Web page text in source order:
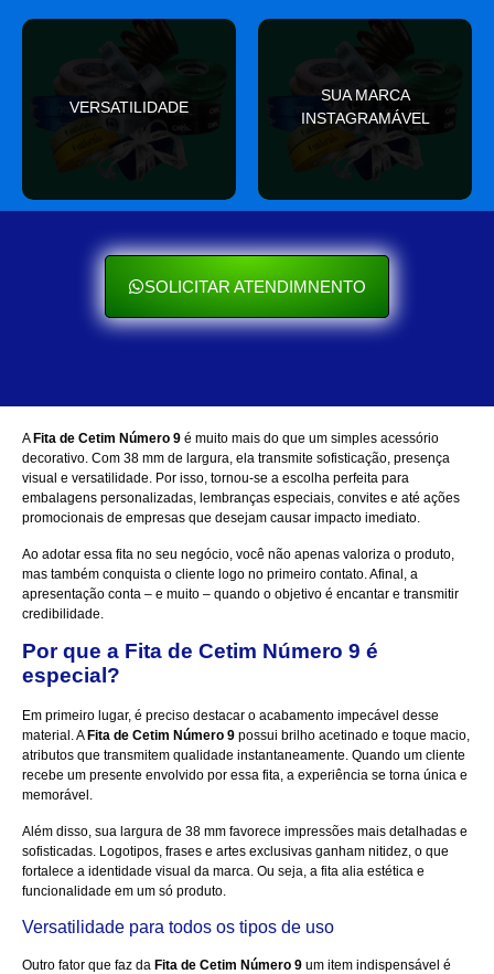
VERSATILIDADE
Se encaixa em qualquer
ocasião e sempre agrega
valor
SUA MARCA
INSTAGRAMÁVEL
Seu cliente ama mostrar
nas redes sociais
SOLICITAR ATENDIMNENTO
A Fita de Cetim Número 9 é muito mais do que um simples acessório
decorativo. Com 38 mm de largura, ela transmite sofisticação, presença
visual e versatilidade. Por isso, tornou-se a escolha perfeita para
embalagens personalizadas, lembranças especiais, convites e até ações
promocionais de empresas que desejam causar impacto imediato.
Ao adotar essa fita no seu negócio, você não apenas valoriza o produto,
mas também conquista o cliente logo no primeiro contato. Afinal, a
apresentação conta – e muito – quando o objetivo é encantar e transmitir
credibilidade.
Por que a Fita de Cetim Número 9 é
especial?
Em primeiro lugar, é preciso destacar o acabamento impecável desse
material. A Fita de Cetim Número 9 possui brilho acetinado e toque macio,
atributos que transmitem qualidade instantaneamente. Quando um cliente
recebe um presente envolvido por essa fita, a experiência se torna única e
memorável.
Além disso, sua largura de 38 mm favorece impressões mais detalhadas e
sofisticadas. Logotipos, frases e artes exclusivas ganham nitidez, o que
fortalece a identidade visual da marca. Ou seja, a fita alia estética e
funcionalidade em um só produto.
Versatilidade para todos os tipos de uso
Outro fator que faz da Fita de Cetim Número 9 um item indispensável é